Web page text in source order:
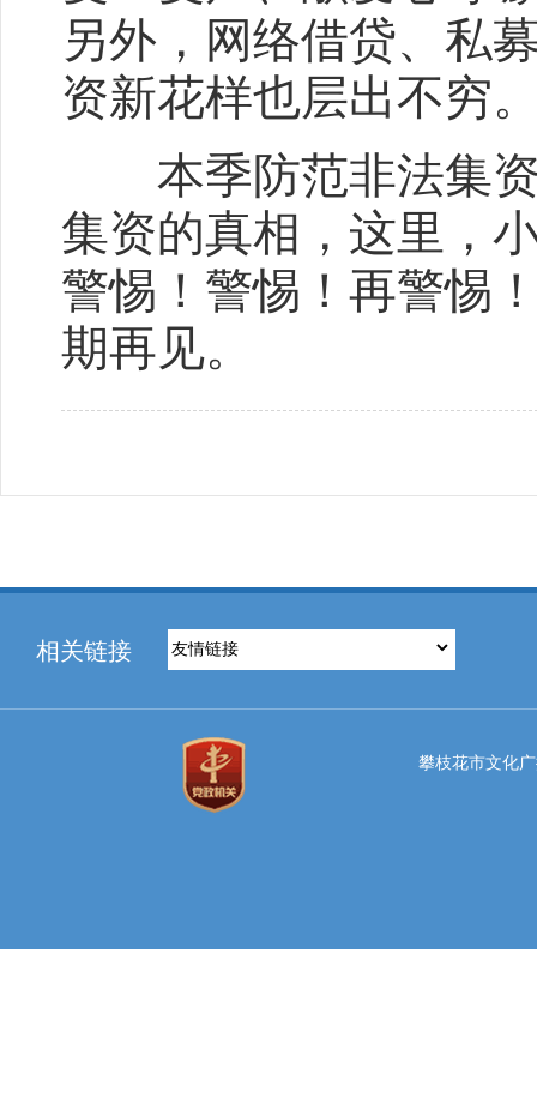
另外，网络借贷、私
资新花样也层出不穷
本季防范非法集资
集资的真相，这里，
警惕！警惕！再警惕
期再见。
相关链接
攀枝花市文化